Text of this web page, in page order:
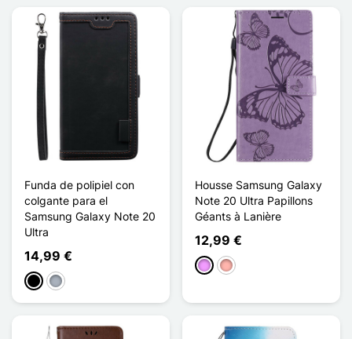
Funda de polipiel con
colgante para el
Samsung Galaxy Note 20
Ultra
14,99 €
NegroGris
Housse Samsung Galaxy
Note 20 Ultra Papillons
Géants à Lanière
12,99 €
Morado claro
Oro rosa